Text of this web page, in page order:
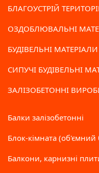
БЛАГОУСТРІЙ
ОЗДОБЛЮВАЛЬНІ
БУДІВЕЛЬНІ МАТЕРІАЛИ
СИПУЧІ БУДІВЕЛЬНІ
ЗАЛІЗОБЕТОННІ
Балки залізобетонні
Блок-кімната (об'ємний
Балкони, карнизні